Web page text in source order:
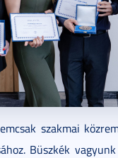
szakmai
Büszkék